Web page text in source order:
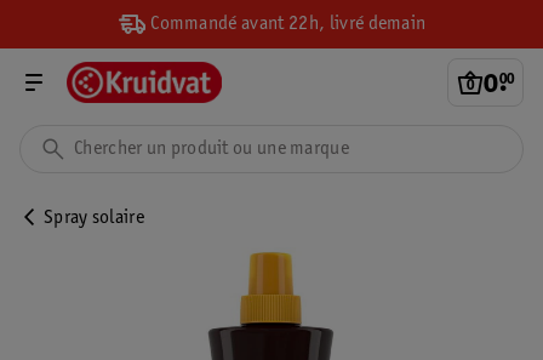
Commandé avant 22h, livré demain
0.
00
Spray solaire